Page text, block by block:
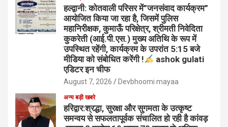
हल्द्वानी: कोतवाली परिसर में”जनसंवाद कार्यक्रम”
आयोजित किया जा रहा है, जिसमें पुलिस
महानिरीक्षक, कुमाऊँ परिक्षेत्र, श्रीमती निवेदिता
कुकरेती (आई.पी.एस.) मुख्य अतिथि के रूप में
उपस्थित रहेंगी, कार्यक्रम के उपरांत 5:15 बजे
मीडिया को संबोधित करेंगी !
ashok gulati
एडिटर इन चीफ
August 7, 2026 Devbhoomi mayaa
अन्य बड़ी खबरे
हरिद्वार:श्रद्धा, सुरक्षा और सुगमता के उत्कृष्ट
समन्वय से सफलतापूर्वक संचालित हो रही है कांवड़